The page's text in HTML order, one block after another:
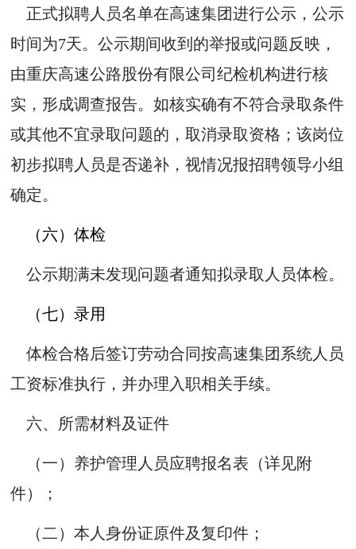
正式拟聘人员名单在高速集团进行公示，公示
时间为7天。公示期间收到的举报或问题反映，
由重庆高速公路股份有限公司纪检机构进行核
实，形成调查报告。如核实确有不符合录取条件
或其他不宜录取问题的，取消录取资格；该岗位
初步拟聘人员是否递补，视情况报招聘领导小组
确定。
（六）体检
公示期满未发现问题者通知拟录取人员体检。
（七）录用
体检合格后签订劳动合同按高速集团系统人员
工资标准执行，并办理入职相关手续。
六、所需材料及证件
（一）养护管理人员应聘报名表（详见附
件）；
（二）本人身份证原件及复印件；